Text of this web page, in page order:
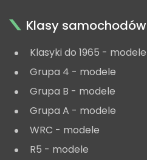
Klasy samochodów
Klasyki do 1965 - modele
Grupa 4 - modele
Grupa B - modele
Grupa A - modele
WRC - modele
R5 - modele